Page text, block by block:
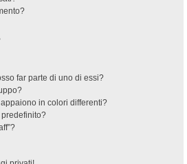
far parte di uno di essi?
in colori differenti?
predefinito?